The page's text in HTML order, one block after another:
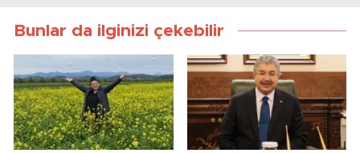
Bunlar da ilginizi çekebilir